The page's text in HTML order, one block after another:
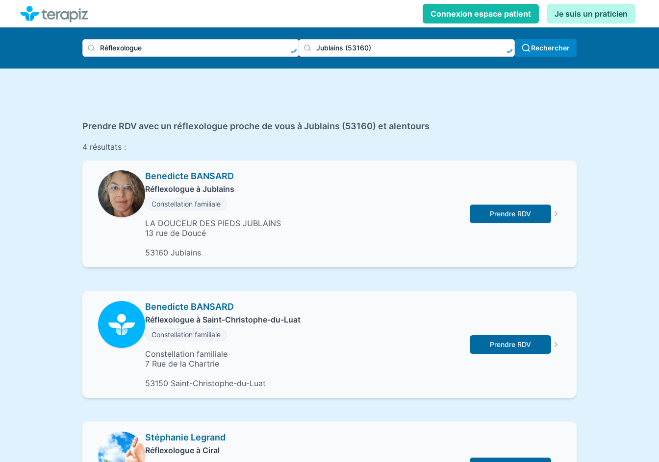
Connexion espace patient Je suis un praticien
Rechercher
Prendre RDV avec un réflexologue proche de vous à Jublains (53160) et alentours
4 résultats :
Benedicte BANSARD
Réflexologue à Jublains
Constellation familiale
LA DOUCEUR DES PIEDS JUBLAINS
13 rue de Doucé
53160 Jublains
Prendre RDV
Benedicte BANSARD
Réflexologue à Saint-Christophe-du-Luat
Constellation familiale
Constellation familiale
7 Rue de la Chartrie
53150 Saint-Christophe-du-Luat
Prendre RDV
Stéphanie Legrand
Réflexologue à Ciral